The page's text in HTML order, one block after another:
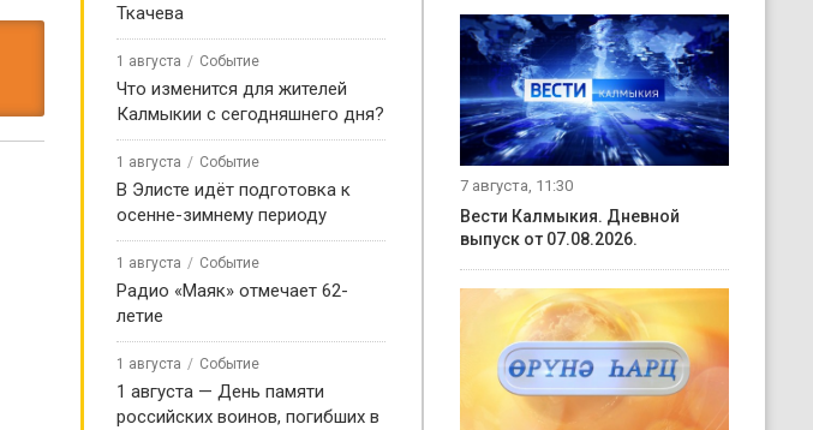
Ткачева
1 августа Событие
Что изменится для жителей
Калмыкии с сегодняшнего дня?
1 августа Событие
В Элисте идёт подготовка к
осенне-зимнему периоду
1 августа Событие
Радио «Маяк» отмечает 62-
летие
1 августа Событие
1 августа — День памяти
российских воинов, погибших в
7 августа, 11:30
Вести Калмыкия. Дневной
выпуск от 07.08.2026.